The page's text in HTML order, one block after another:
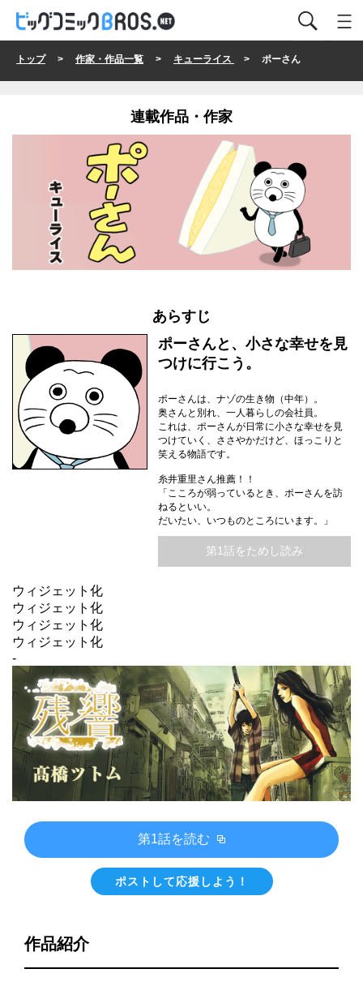
トップ> 作家・作品一覧 > キューライス > ポーさん
連載作品・作家
あらすじ
ポーさんと、小さな幸せを見
つけに行こう。
ポーさんは、ナゾの生き物（中年）。
奥さんと別れ、一人暮らしの会社員。
これは、ポーさんが日常に小さな幸せを見
つけていく、ささやかだけど、ほっこりと
笑える物語です。
糸井重里さん推薦！！
「こころが弱っているとき、ポーさんを訪
ねるといい。
だいたい、いつものところにいます。」
第1話をためし読み
ウィジェット化
ウィジェット化
ウィジェット化
ウィジェット化
-
第1話を読む
ポストして応援しよう！
作品紹介